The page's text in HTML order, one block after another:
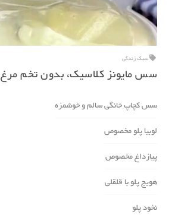
سبک زندگی
سس مایونز کلاسیک، بدون تخم مرغ
سس کچاپ خانگی سالم و خوشمزه
لوبیا پلو مخصوص
پیازداغ مخصوص
هویج پلو با قلقلی
نخود پلو